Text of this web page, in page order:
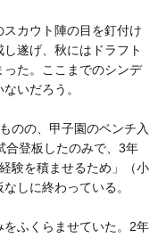
カウト陣の目を釘付け
遂げ、秋にはドラフト
った。ここまでのシンデ
いだろう。
のの、甲子園のベンチ入
合登板したのみで、3年
験を積ませるため」（小
しに終わっている。
ふくらませていた。2年